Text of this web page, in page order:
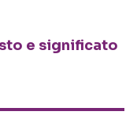
e significato